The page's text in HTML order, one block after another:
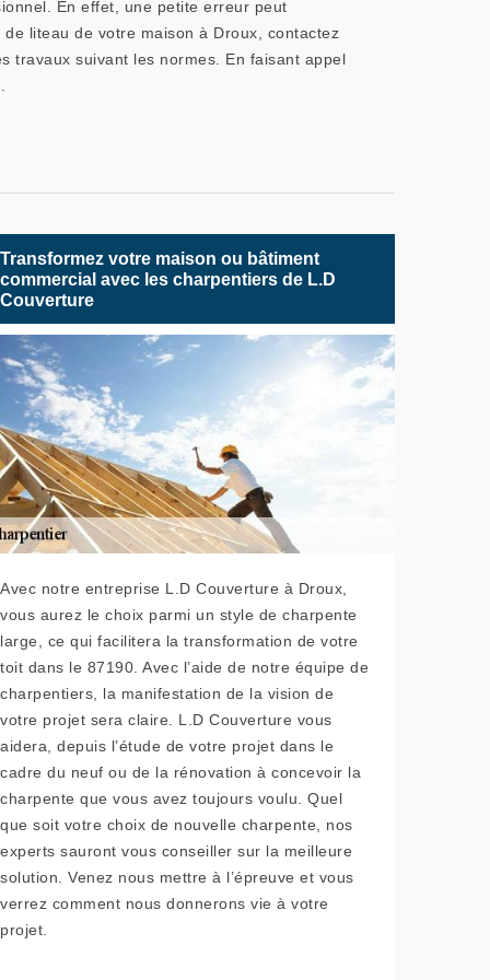
En effet, une petite erreur peut
liteau de votre maison à Droux, contactez
travaux suivant les normes. En faisant appel
Transformez votre maison ou bâtiment
commercial avec les charpentiers de L.D
Couverture
Avec notre entreprise L.D Couverture à Droux,
vous aurez le choix parmi un style de charpente
large, ce qui facilitera la transformation de votre
toit dans le 87190. Avec l’aide de notre équipe de
charpentiers, la manifestation de la vision de
votre projet sera claire. L.D Couverture vous
aidera, depuis l’étude de votre projet dans le
cadre du neuf ou de la rénovation à concevoir la
charpente que vous avez toujours voulu. Quel
que soit votre choix de nouvelle charpente, nos
experts sauront vous conseiller sur la meilleure
solution. Venez nous mettre à l’épreuve et vous
verrez comment nous donnerons vie à votre
projet.